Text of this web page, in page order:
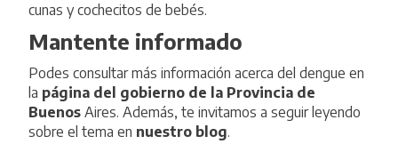
cunas y cochecitos de bebés.
Mantente informado
Podes consultar más información acerca del dengue en
la página del gobierno de la Provincia de
Buenos Aires. Además, te invitamos a seguir leyendo
sobre el tema en nuestro blog.